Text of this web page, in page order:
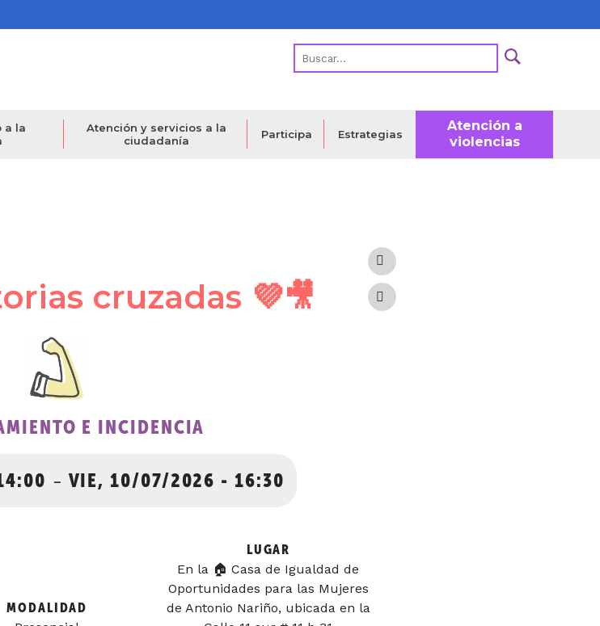
a la
Atención y servicios a la
ciudadanía
Participa Estrategias
Atención a
violencias
cruzadas 💜🎥
E INCIDENCIA
- VIE, 10/07/2026 - 16:30
MODALIDAD
LUGAR
En la 🏠 Casa de Igualdad de
Oportunidades para las Mujeres
de Antonio Nariño, ubicada en la